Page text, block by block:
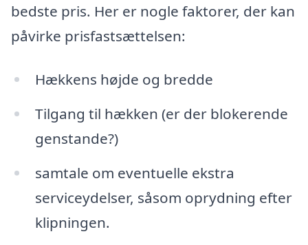
bedste pris. Her er nogle faktorer, der kan
påvirke prisfastsættelsen:
Hækkens højde og bredde
Tilgang til hækken (er der blokerende
genstande?)
samtale om eventuelle ekstra
serviceydelser, såsom oprydning efter
klipningen.